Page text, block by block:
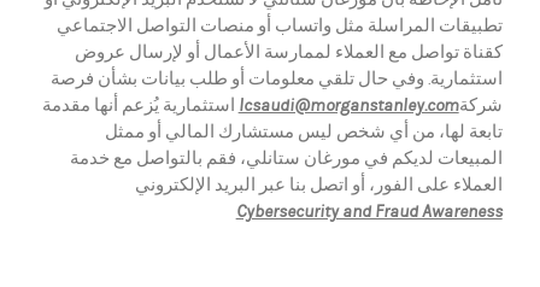
تطبيقات المراسلة مثل واتساب أو منصات التواصل الاجتماعي
كقناة تواصل مع العملاء لممارسة الأعمال أو لإرسال عروض
استثمارية. وفي حال تلقي معلومات أو طلب بيانات بشأن فرصة
lcsaudi@morganstanley.comشركة
تابعة لها، من أي شخص ليس مستشارك المالي أو ممثل
المبيعات لديكم في مورغان ستانلي، فقم بالتواصل مع خدمة
العملاء على الفور، أو اتصل بنا عبر البريد الإلكتروني
Cybersecurity and Fraud Awareness